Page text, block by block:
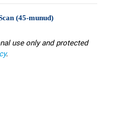
(45-munud)
use only and protected
.